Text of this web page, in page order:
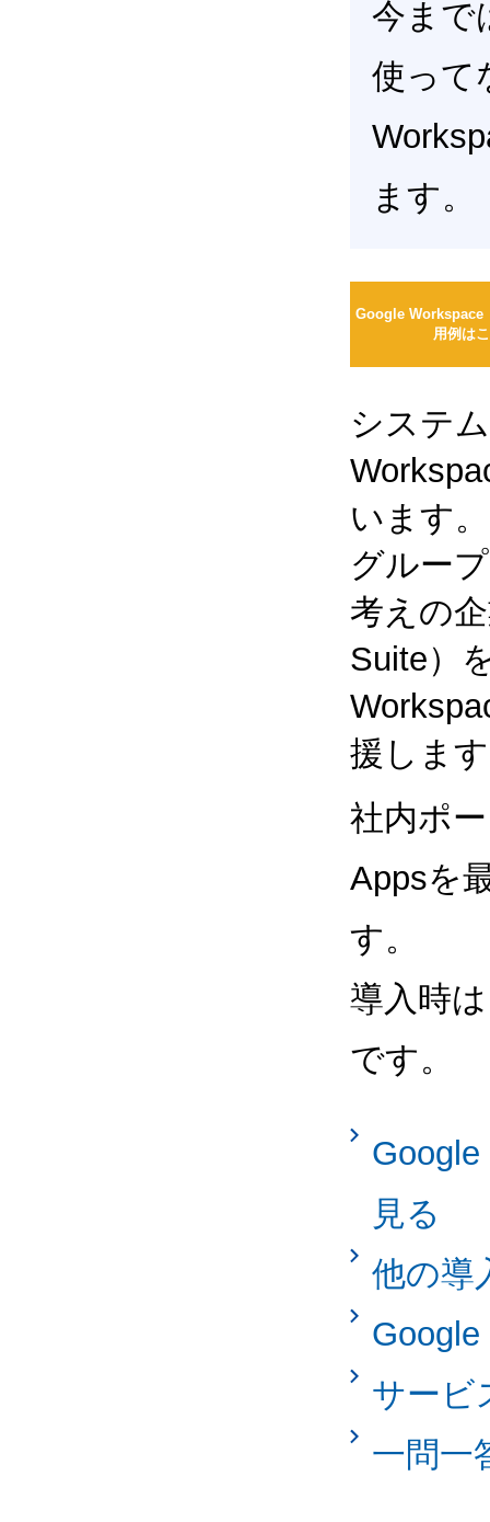
今まで
使って
ます。
Google Workspace
用例は
システ
います。
グルー
考えの
Suite）
援しま
社内ポ
Appsを
す。
導入時
です。
見る
他の導
サービ
一問一